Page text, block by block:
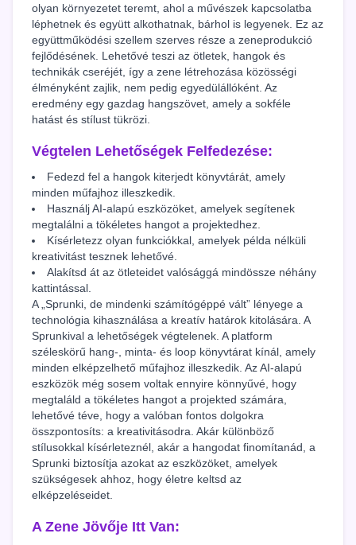
olyan környezetet teremt, ahol a művészek kapcsolatba
léphetnek és együtt alkothatnak, bárhol is legyenek. Ez az
együttműködési szellem szerves része a zeneprodukció
fejlődésének. Lehetővé teszi az ötletek, hangok és
technikák cseréjét, így a zene létrehozása közösségi
élményként zajlik, nem pedig egyedülállóként. Az
eredmény egy gazdag hangszövet, amely a sokféle
hatást és stílust tükrözi.
Végtelen Lehetőségek Felfedezése:
Fedezd fel a hangok kiterjedt könyvtárát, amely
minden műfajhoz illeszkedik.
Használj AI-alapú eszközöket, amelyek segítenek
megtalálni a tökéletes hangot a projektedhez.
Kísérletezz olyan funkciókkal, amelyek példa nélküli
kreativitást tesznek lehetővé.
Alakítsd át az ötleteidet valósággá mindössze néhány
kattintással.
A „Sprunki, de mindenki számítógéppé vált” lényege a
technológia kihasználása a kreatív határok kitolására. A
Sprunkival a lehetőségek végtelenek. A platform
széleskörű hang-, minta- és loop könyvtárat kínál, amely
minden elképzelhető műfajhoz illeszkedik. Az AI-alapú
eszközök még sosem voltak ennyire könnyűvé, hogy
megtaláld a tökéletes hangot a projekted számára,
lehetővé téve, hogy a valóban fontos dolgokra
összpontosíts: a kreativitásodra. Akár különböző
stílusokkal kísérleteznél, akár a hangodat finomítanád, a
Sprunki biztosítja azokat az eszközöket, amelyek
szükségesek ahhoz, hogy életre keltsd az
elképzeléseidet.
A Zene Jövője Itt Van: